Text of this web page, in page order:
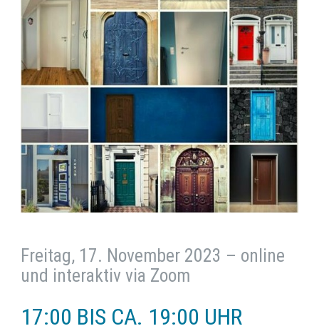
Freitag, 17. November 2023 – online
und interaktiv via Zoom
17:00 BIS CA. 19:00 UHR